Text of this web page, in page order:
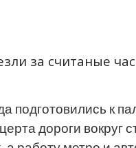
за считаные
подготовились к
дороги